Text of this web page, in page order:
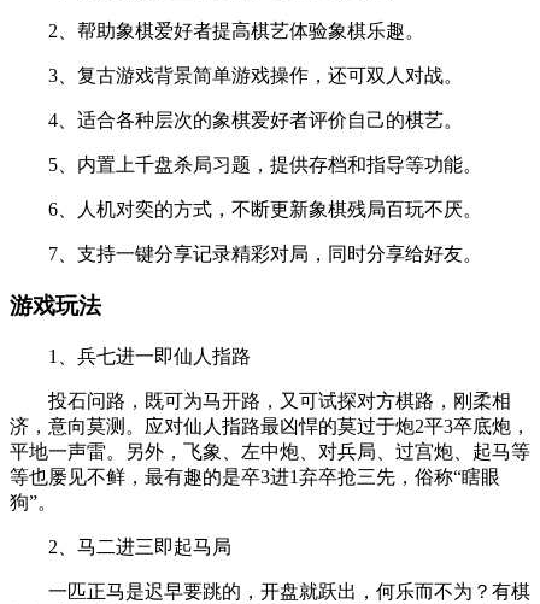
2、帮助象棋爱好者提高棋艺体验象棋乐趣。
3、复古游戏背景简单游戏操作，还可双人对战。
4、适合各种层次的象棋爱好者评价自己的棋艺。
5、内置上千盘杀局习题，提供存档和指导等功能。
6、人机对奕的方式，不断更新象棋残局百玩不厌。
7、支持一键分享记录精彩对局，同时分享给好友。
游戏玩法
1、兵七进一即仙人指路
投石问路，既可为马开路，又可试探对方棋路，刚柔相
济，意向莫测。应对仙人指路最凶悍的莫过于炮2平3卒底炮，
平地一声雷。另外，飞象、左中炮、对兵局、过宫炮、起马等
等也屡见不鲜，最有趣的是卒3进1弃卒抢三先，俗称“瞎眼
狗”。
2、马二进三即起马局
一匹正马是迟早要跳的，开盘就跃出，何乐而不为？有棋